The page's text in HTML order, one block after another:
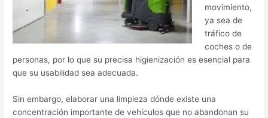
movimiento,
ya sea de
tráfico de
coches o de
personas, por lo que su precisa higienización es esencial para
que su usabilidad sea adecuada.
Sin embargo, elaborar una limpieza dónde existe una
concentración importante de vehículos que no abandonan su